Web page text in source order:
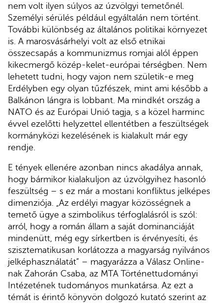
nem volt ilyen súlyos az úzvölgyi temetőnél.
Személyi sérülés például egyáltalán nem történt.
További különbség az általános politikai környezet
is. A marosvásárhelyi volt az első etnikai
összecsapás a kommunizmus romjai alól éppen
kikecmergő közép-kelet-európai térségben. Nem
lehetett tudni, hogy vajon nem születik-e meg
Erdélyben egy olyan tűzfészek, mint ami később a
Balkánon lángra is lobbant. Ma mindkét ország a
NATO és az Európai Unió tagja, s a közel harminc
évvel ezelőtti helyzettel ellentétben a feszültségek
kormányközi kezelésének is kialakult már egy
rendje.
E tények ellenére azonban nincs akadálya annak,
hogy bármikor kialakuljon az úzvölgyihez hasonló
feszültség – s ez már a mostani konfliktus jelképes
dimenziója. „Az erdélyi magyar közösségnek a
temető ügye a szimbolikus térfoglalásról is szól:
arról, hogy a román állam a saját dominanciáját
mindenütt, még egy sírkertben is érvényesíti, és
szisztematikusan korlátozza a magyarság nyilvános
jelképhasználatát” – magyarázza a Válasz Online-
nak Zahorán Csaba, az MTA Történettudományi
Intézetének tudományos munkatársa. Az ezt a
témát is érintő könyvön dolgozó kutató szerint az